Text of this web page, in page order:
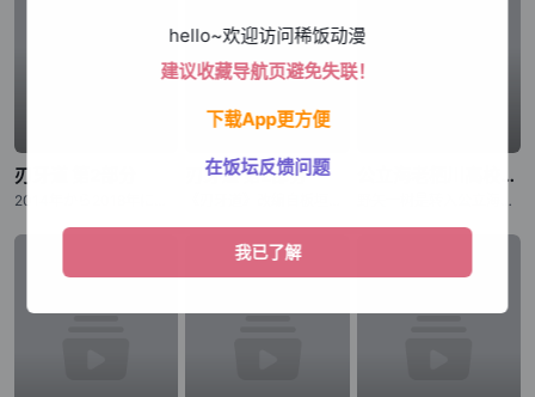
刃牙道 第2部分 刃牙道 第2部分 公立海老栖川高校天闷部
野矢一树是转入公立海老栖川高校的新生，对天文感兴趣的他本想申请加入天文部，但却错入部室，成为了原本仅由女生组成的天闷部的一员。在这里，一树遇到了个性鲜明的女生部员们，有常常搞出问题来的户田山响子、天闷
hello~欢迎访问稀饭动漫
建议收藏导航页避免失联！
下载App更方便
在饭坛反馈问题